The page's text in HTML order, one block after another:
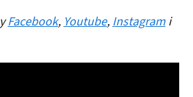
Facebook,Youtube,Instagram і